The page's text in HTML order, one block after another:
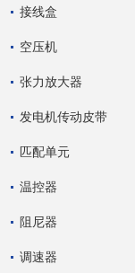
接线盒
空压机
张力放大器
发电机传动皮带
匹配单元
温控器
阻尼器
调速器